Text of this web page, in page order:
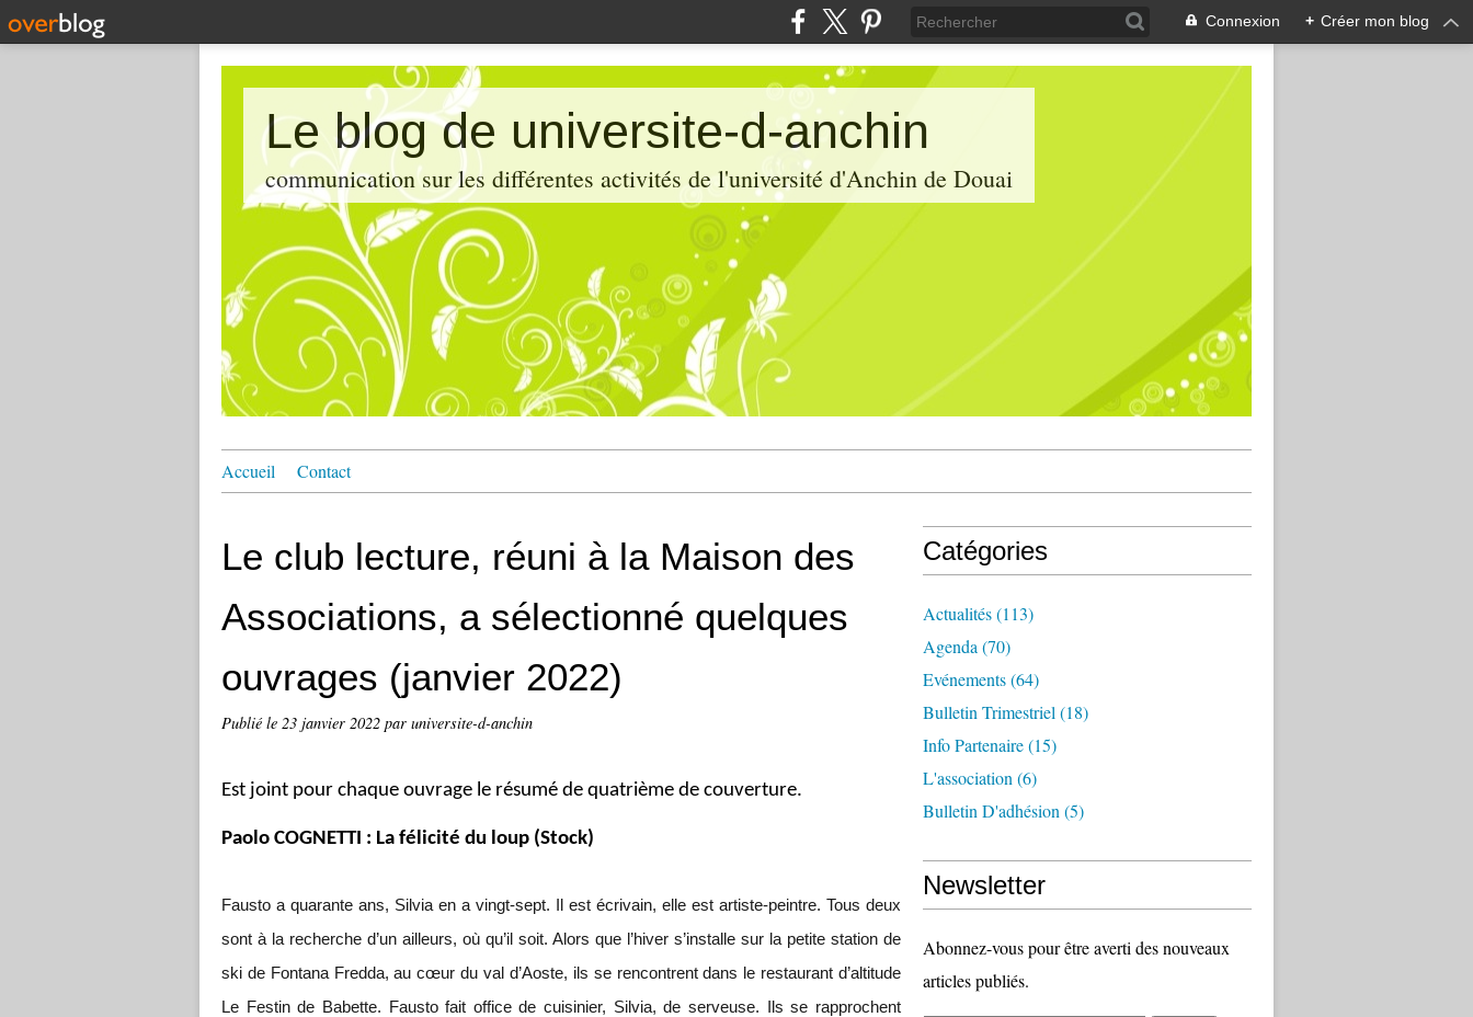
Connexion + Créer mon blog
Le blog de universite-d-anchin
communication sur les différentes activités de l'université d'Anchin de Douai
Accueil Contact
Le club lecture, réuni à la Maison des
Associations, a sélectionné quelques
ouvrages (janvier 2022)
Publié le 23 janvier 2022 par universite-d-anchin
Est joint pour chaque ouvrage le résumé de quatrième de couverture.
Paolo COGNETTI : La félicité du loup (Stock)
Fausto a quarante ans, Silvia en a vingt-sept. Il est écrivain, elle est artiste-peintre. Tous deux
sont à la recherche d’un ailleurs, où qu’il soit. Alors que l’hiver s’installe sur la petite station de
ski de Fontana Fredda, au cœur du val d’Aoste, ils se rencontrent dans le restaurant d’altitude
Le Festin de Babette. Fausto fait office de cuisinier, Silvia, de serveuse. Ils se rapprochent
Catégories
Actualités(113)
Agenda (70)
Evénements(64)
Bulletin Trimestriel (18)
Info Partenaire(15)
L'association (6)
Bulletin D'adhésion (5)
Newsletter
Abonnez-vous pour être averti des nouveaux
articles publiés.